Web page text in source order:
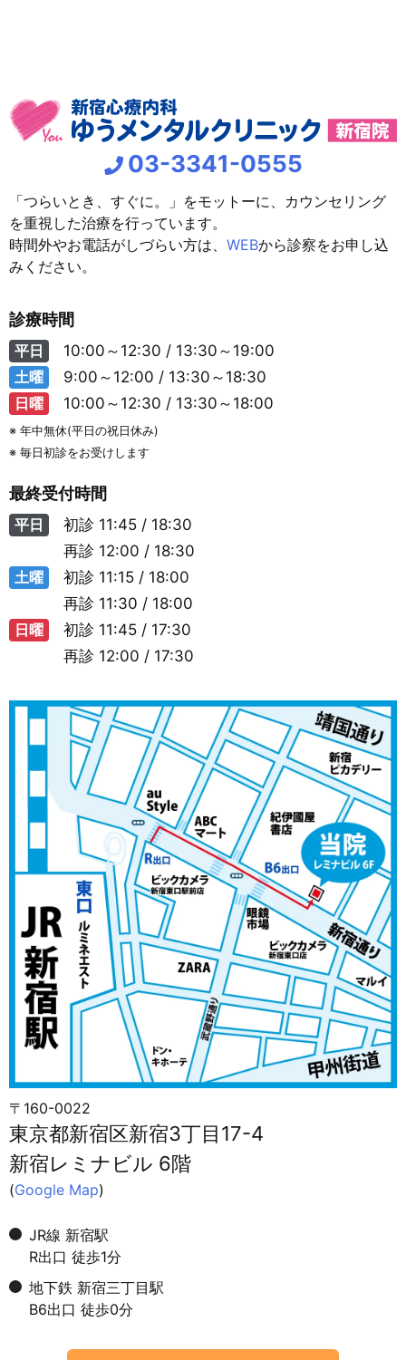
03-3341-0555
「つらいとき、すぐに。」をモットーに、カウンセリング
を重視した治療を行っています。
時間外やお電話がしづらい方は、 WEBから診察をお申し込
みください。
診療時間
平日
10:00～12:30 / 13:30～19:00
土曜
9:00～12:00 / 13:30～18:30
日曜
10:00～12:30 / 13:30～18:00
※ 年中無休(平日の祝日休み)
※ 毎日初診をお受けします
最終受付時間
平日 初診 11:45 / 18:30
再診 12:00 / 18:30
土曜
初診 11:15 / 18:00
再診 11:30 / 18:00
日曜
初診 11:45 / 17:30
再診 12:00 / 17:30
〒160-0022
東京都新宿区新宿3丁目17-4
新宿レミナビル 6階
(Google Map)
JR線 新宿駅
R出口 徒歩1分
地下鉄 新宿三丁目駅
B6出口 徒歩0分